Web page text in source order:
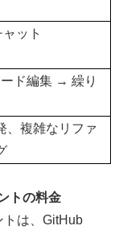
ャット
ド編集 → 繰り
、複雑なリファ
トの料金
トは、GitHub